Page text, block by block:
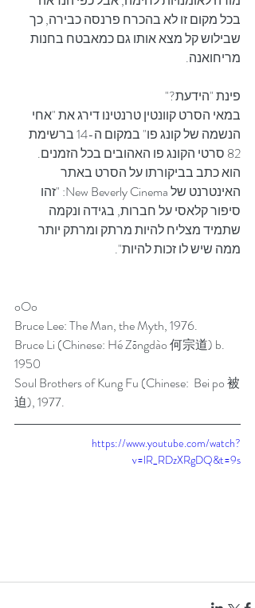
בכל מקום זו לא בהכרח פרנסה כבירה, כך
שבילוש קל מצא אותו גם כמאבטח בחנות
מריחואנה.
פינת "הידעת?"
במאי הסרט קוונטין טרנטינו דירג את "אחי
הנשמה של קונג פו" במקום ה-14 ברשימת
82 סרטי הקונג פו האהובים בכל הזמנים.
הוא כתב בביקורתו על הסרט באתר
האינטרנט של New Beverly Cinema: "זהו
סיפור קלאסי על חברות, בגידה ונקמה
שתמיד מצליח להיות מרתק ומרתק יותר
ממה שיש לו זכות להיות".
oOo
Bruce Lee: The Man, the Myth, 1976.
Bruce Li (Chinese: Hé Zōngdào 何宗道) b.
1950
Soul Brothers of Kung Fu (Chinese:  Bei po 被
迫), 1977.
https://www.youtube.com/watch?
v=lR_RDzXRgDQ&t=9s